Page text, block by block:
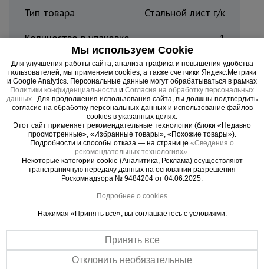
Тип товара
Стальной лист г/к
Количество в упаковке
1
Толщина профиля, мм
2.0
Материал
Сталь г/к Ст3
Вес, кг
49,0
Страна производитель
Россия
Стальной лист г/к 1250x2500x2 мм – это
прочный и универсальный горячекатаный
металлопрокат, предназначенный для
использования в строительстве, машиностроении
и производстве. Подходит для создания
надежных конструкций и деталей.
Мы используем Cookie
Для улучшения работы сайта, анализа трафика и повышения удобства
пользователей, мы применяем cookies, а также счетчики Яндекс.Метрики
и Google Analytics. Персональные данные могут обрабатываться в рамках
Политики конфиденциальности и Согласия на обработку персональных
данных
. Для продолжения использования сайта, вы должны подтвердить
согласие на обработку персональных данных и использование файлов
cookies в указанных целях.
Этот сайт применяет рекомендательные технологии (блоки «Недавно
просмотренные», «Избранные товары», «Похожие товары»).
Подробности и способы отказа — на странице «Сведения о
рекомендательных технологиях»
Некоторые категории cookie (Аналитика, Реклама) осуществляют
трансграничную передачу данных на основании разрешения
Роскомнадзора № 9484204 от 04.06.2025.
Подробнее о cookies
Нажимая «Принять все», вы соглашаетесь с условиями.
Принять все
Отклонить необязательные